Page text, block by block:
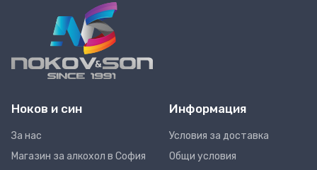
Ноков и син
За нас
Магазин за алкохол в София
Информация
Условия за доставка
Общи условия